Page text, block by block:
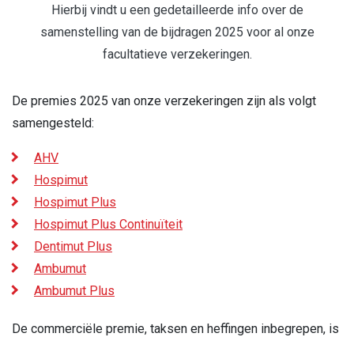
Hierbij vindt u een gedetailleerde info over de
samenstelling van de bijdragen 2025 voor al onze
facultatieve verzekeringen.
De premies 2025 van onze verzekeringen zijn als volgt
samengesteld:
AHV
Hospimut
Hospimut Plus
Hospimut Plus Continuïteit
Dentimut Plus
Ambumut
Ambumut Plus
De commerciële premie, taksen en heffingen inbegrepen, is